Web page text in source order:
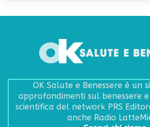
OK Salute e Benessere è un
approfondimenti sul benessere
scientifica del network PRS
anche Radio